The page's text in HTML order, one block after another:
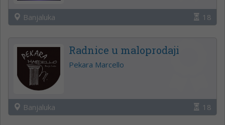
Banjaluka 18
Radnice u maloprodaji
Pekara Marcello
Banjaluka 18